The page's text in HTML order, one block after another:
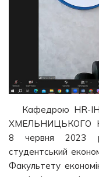
Кафедрою HR-
ХМЕЛЬНИЦЬКОГО
8 червня 2023
студентський
Факультету